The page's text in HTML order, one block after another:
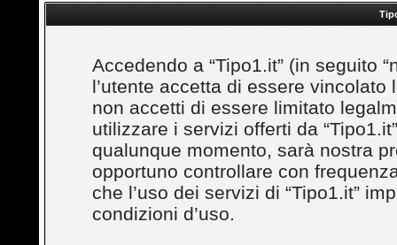
Accedendo a “Tipo1.it” (in seguito
l’utente accetta di essere
non accetti di essere limitato
utilizzare i servizi offerti da
qualunque momento, sarà nostra
opportuno controllare con
che l’uso dei servizi di “Tipo1.it”
condizioni d’uso.